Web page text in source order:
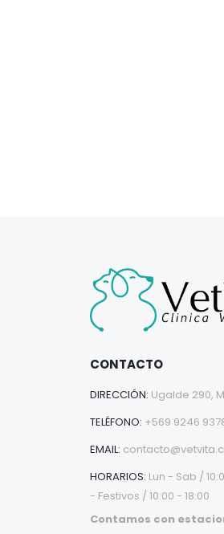
CONTACTO
DIRECCIÓN: Ugalde 290,
TELÉFONO: +569 9246
EMAIL:
HORARIOS: Lun - Sab /
- Festivos / 10:00 - 18:00
Contamos con